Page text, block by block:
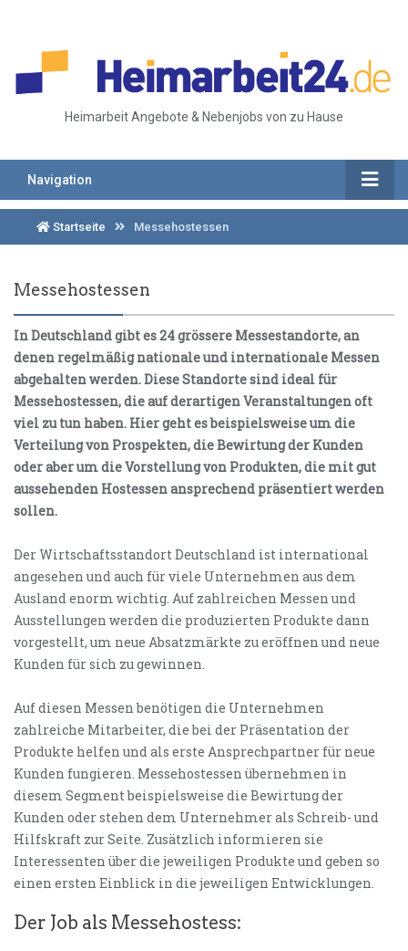
Heimarbeit Angebote & Nebenjobs von zu Hause
Navigation
Startseite Messehostessen
Messehostessen
In Deutschland gibt es 24 grössere Messestandorte, an
denen regelmäßig nationale und internationale Messen
abgehalten werden. Diese Standorte sind ideal für
Messehostessen, die auf derartigen Veranstaltungen oft
viel zu tun haben. Hier geht es beispielsweise um die
Verteilung von Prospekten, die Bewirtung der Kunden
oder aber um die Vorstellung von Produkten, die mit gut
aussehenden Hostessen ansprechend präsentiert werden
sollen.
Der Wirtschaftsstandort Deutschland ist international
angesehen und auch für viele Unternehmen aus dem
Ausland enorm wichtig. Auf zahlreichen Messen und
Ausstellungen werden die produzierten Produkte dann
vorgestellt, um neue Absatzmärkte zu eröffnen und neue
Kunden für sich zu gewinnen.
Auf diesen Messen benötigen die Unternehmen
zahlreiche Mitarbeiter, die bei der Präsentation der
Produkte helfen und als erste Ansprechpartner für neue
Kunden fungieren. Messehostessen übernehmen in
diesem Segment beispielsweise die Bewirtung der
Kunden oder stehen dem Unternehmer als Schreib- und
Hilfskraft zur Seite. Zusätzlich informieren sie
Interessenten über die jeweiligen Produkte und geben so
einen ersten Einblick in die jeweiligen Entwicklungen.
Der Job als Messehostess: